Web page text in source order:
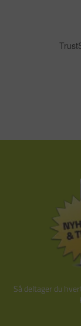
Så deltager du